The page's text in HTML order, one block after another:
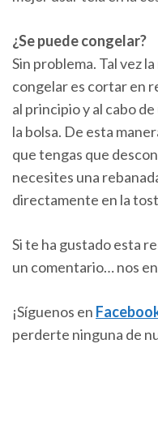
¿Se puede congelar?
Sin problema. Tal vez
congelar es cortar en
al principio y al cabo
la bolsa. De esta
que tengas que
necesites una
directamente en la
Si te ha gustado esta
un comentario… nos
¡Síguenos en
perderte ninguna de